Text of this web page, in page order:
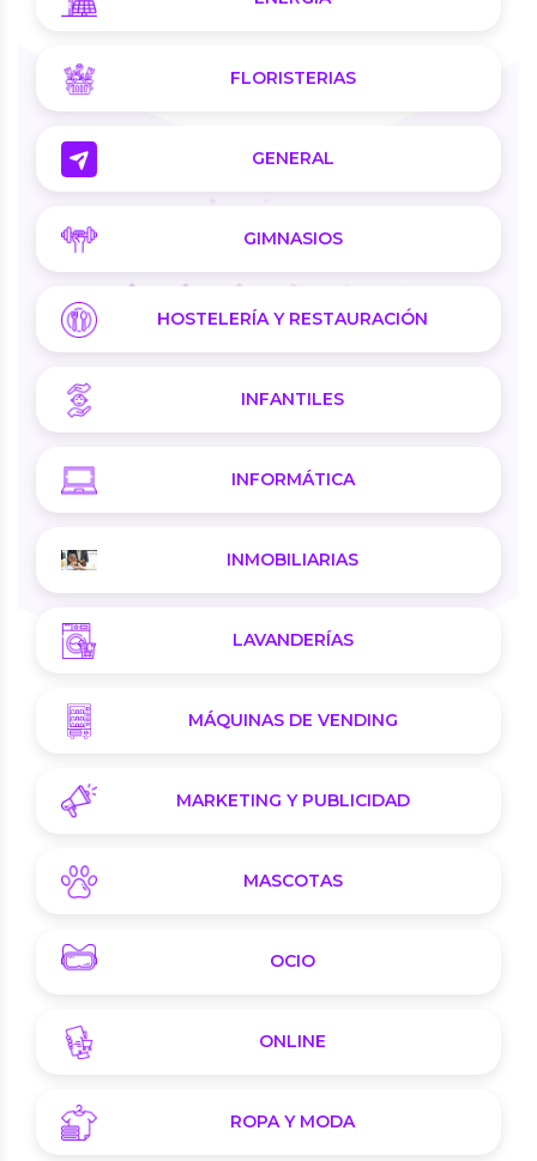
FLORISTERIAS
GENERAL
GIMNASIOS
HOSTELERÍA Y RESTAURACIÓN
INFANTILES
INFORMÁTICA
INMOBILIARIAS
LAVANDERÍAS
MÁQUINAS DE VENDING
MARKETING Y PUBLICIDAD
MASCOTAS
OCIO
ONLINE
ROPA Y MODA